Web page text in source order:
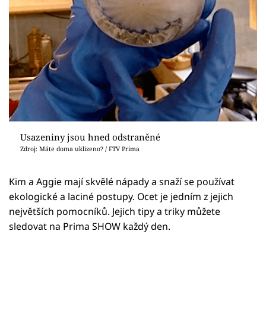
Usazeniny jsou hned odstraněné
Zdroj: Máte doma uklizeno? / FTV Prima
Kim a Aggie mají skvělé nápady a snaží se používat
ekologické a laciné postupy. Ocet je jedním z jejich
největších pomocníků. Jejich tipy a triky můžete
sledovat na Prima SHOW každý den.